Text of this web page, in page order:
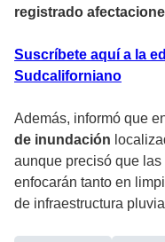
registrado
Suscríbete aquí a la
Sudcaliforniano
Además, informó que
de inundación
aunque precisó que
enfocarán tanto en
de infraestructura